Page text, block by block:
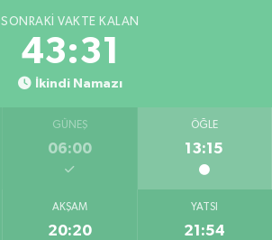
SONRAKI VAKTE KALAN
43:31
İkindi Namazı
GÜNEŞ
06:00
ÖĞLE
13:15
AKŞAM
20:20
YATSI
21:54